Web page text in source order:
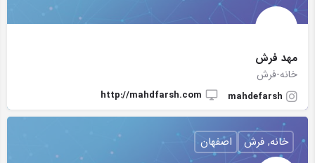
مهد فرش
خانه-فرش
mahdefarsh
http://mahdfarsh.com
خانه, فرش اصفهان